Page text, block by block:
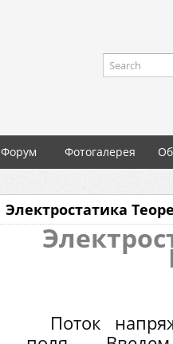
Search
Форум Фотогалерея
Электростатика
Поток